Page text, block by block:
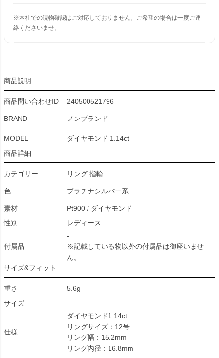
※本社での現物確認はご対応しておりません。ご希望の場合は一度ご連
絡くださいませ。
商品説明
商品問い合わせID 240500521796
BRAND ノンブランド
MODEL
ダイヤモンド 1.14ct
商品詳細
カテゴリー リング 指輪
色 プラチナシルバー系
素材
Pt900 / ダイヤモンド
性別
レディース
付属品
-
※記載している物以外の付属品は御座いませ
ん。
サイズ&フィット
重さ
5.6g
サイズ
仕様
ダイヤモンド1.14ct
リングサイズ：12号
リング幅：15.2mm
リング内径：16.8mm